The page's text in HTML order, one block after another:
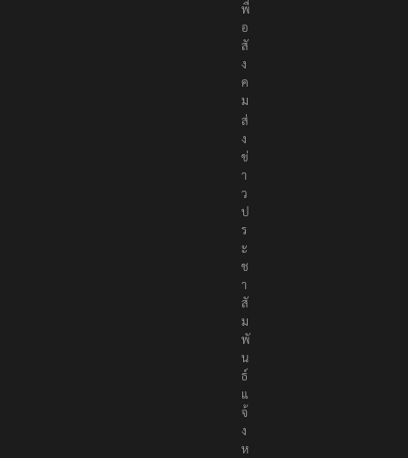
พื่
อ
สั
ง
ค
ม
ส่
ง
ข่
า
ว
ป
ร
ะ
ช
า
สั
ม
พั
น
ธ์
แ
จ้
ง
ห